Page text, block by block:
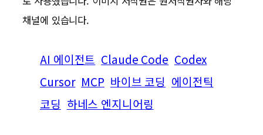
채널에 있습니다.
AI 에이전트 Claude Code Codex
Cursor MCP 바이브 코딩 에이전틱
코딩 하네스 엔지니어링